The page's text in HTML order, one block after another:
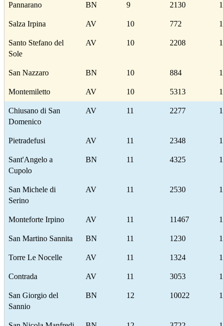
Pannarano BN 9 2130
Salza Irpina AV 10 772
Santo Stefano del
Sole
AV 10 2208
San Nazzaro BN 10 884
Montemiletto AV 10 5313
Chiusano di San
Domenico
AV 11 2277
Pietradefusi AV 11 2348
Sant'Angelo a
Cupolo
BN 11 4325
San Michele di
Serino
AV 11 2530
Monteforte Irpino AV 11 11467
San Martino Sannita BN 11 1230
Torre Le Nocelle AV 11 1324
Contrada AV 11 3053
San Giorgio del
Sannio
BN 12 10022